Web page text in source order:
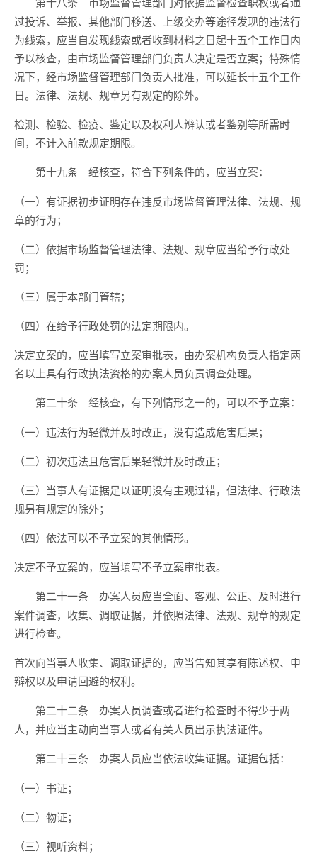
第十八条
过投诉、举报、其他部门移送、上级交办等途径发现的违法行
为线索，应当自发现线索或者收到材料之日起十五个工作日内
予以核查，由市场监督管理部门负责人决定是否立案；特殊情
况下，经市场监督管理部门负责人批准，可以延长十五个工作
日。法律、法规、规章另有规定的除外。
检测、检验、检疫、鉴定以及权利人辨认或者鉴别等所需时
间，不计入前款规定期限。
第十九条 经核查，符合下列条件的，应当立案：
（一）有证据初步证明存在违反市场监督管理法律、法规、规
章的行为；
（二）依据市场监督管理法律、法规、规章应当给予行政处
罚；
（三）属于本部门管辖；
（四）在给予行政处罚的法定期限内。
决定立案的，应当填写立案审批表，由办案机构负责人指定两
名以上具有行政执法资格的办案人员负责调查处理。
第二十条 经核查，有下列情形之一的，可以不予立案：
（一）违法行为轻微并及时改正，没有造成危害后果；
（二）初次违法且危害后果轻微并及时改正；
（三）当事人有证据足以证明没有主观过错，但法律、行政法
规另有规定的除外；
（四）依法可以不予立案的其他情形。
决定不予立案的，应当填写不予立案审批表。
第二十一条 办案人员应当全面、客观、公正、及时进行
案件调查，收集、调取证据，并依照法律、法规、规章的规定
进行检查。
首次向当事人收集、调取证据的，应当告知其享有陈述权、申
辩权以及申请回避的权利。
第二十二条 办案人员调查或者进行检查时不得少于两
人，并应当主动向当事人或者有关人员出示执法证件。
第二十三条 办案人员应当依法收集证据。证据包括：
（一）书证；
（二）物证；
（三）视听资料；